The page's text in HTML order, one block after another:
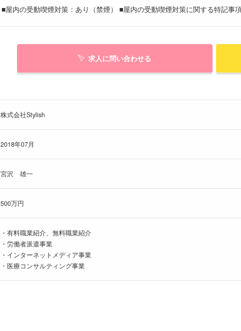
■屋内の受動喫煙対策：あり（禁煙） ■屋内の受動喫煙対策に関する特記事
求人に問い合わせる
株式会社Stylish
2018年07月
宮沢 雄一
500万円
・有料職業紹介、無料職業紹介
・労働者派遣事業
・インターネットメディア事業
・医療コンサルティング事業